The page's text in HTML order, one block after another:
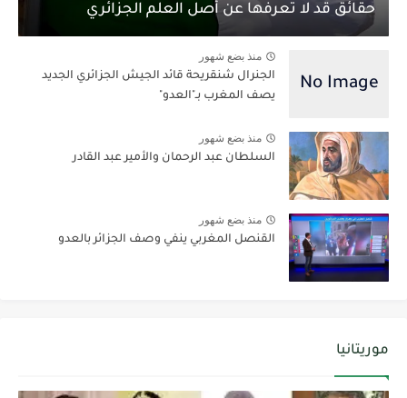
حقائق قد لا تعرفها عن أصل العلم الجزائري
منذ بضع شهور
الجنرال شنقريحة قائد الجيش الجزائري الجديد
يصف المغرب بـ"العدو"
منذ بضع شهور
السلطان عبد الرحمان والأمير عبد القادر
منذ بضع شهور
القنصل المغربي ينفي وصف الجزائر بالعدو
موريتانيا